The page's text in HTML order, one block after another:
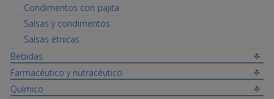
Condimentos con pajita
Salsas y condimentos
Salsas étnicas
Bebidas
Farmacéutico y nutracéutico
Químico